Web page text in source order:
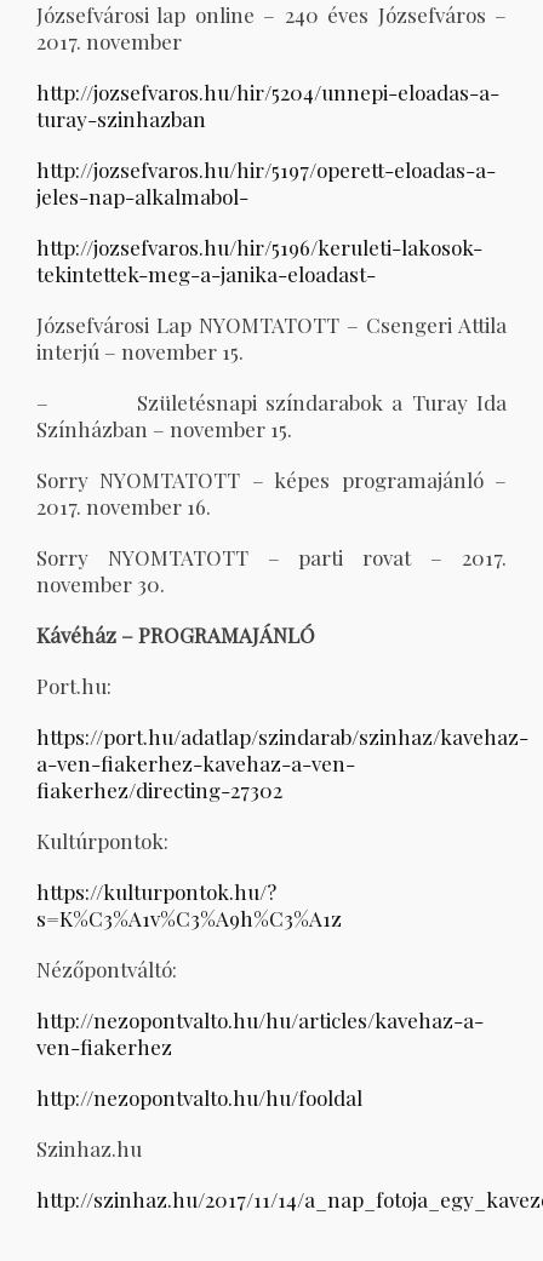
Józsefvárosi lap online – 240 éves Józsefváros –
2017. november
http://jozsefvaros.hu/hir/5204/unnepi-eloadas-a-
turay-szinhazban
http://jozsefvaros.hu/hir/5197/operett-eloadas-a-
jeles-nap-alkalmabol-
http://jozsefvaros.hu/hir/5196/keruleti-lakosok-
tekintettek-meg-a-janika-eloadast-
Józsefvárosi Lap NYOMTATOTT – Csengeri Attila
interjú – november 15.
– Születésnapi színdarabok a Turay Ida
Színházban – november 15.
Sorry NYOMTATOTT – képes programajánló –
2017. november 16.
Sorry NYOMTATOTT – parti rovat – 2017.
november 30.
Kávéház – PROGRAMAJÁNLÓ
Port.hu:
https://port.hu/adatlap/szindarab/szinhaz/kavehaz-
a-ven-fiakerhez-kavehaz-a-ven-
fiakerhez/directing-27302
Kultúrpontok:
https://kulturpontok.hu/?
s=K%C3%A1v%C3%A9h%C3%A1z
Nézőpontváltó:
http://nezopontvalto.hu/hu/articles/kavehaz-a-
ven-fiakerhez
http://nezopontvalto.hu/hu/fooldal
Szinhaz.hu
http://szinhaz.hu/2017/11/14/